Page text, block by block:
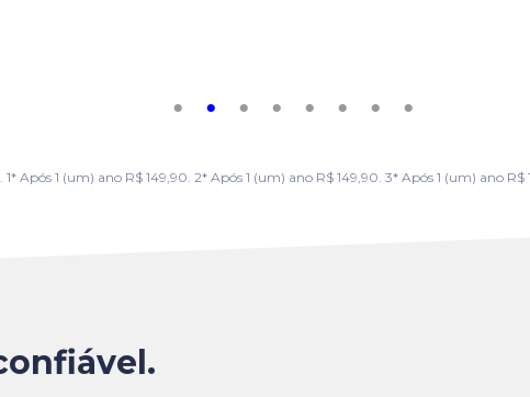
Após 1 (um) ano R$ 149,90. 2* Após 1 (um) ano R$ 149,90. 3* Após 1 (um) ano